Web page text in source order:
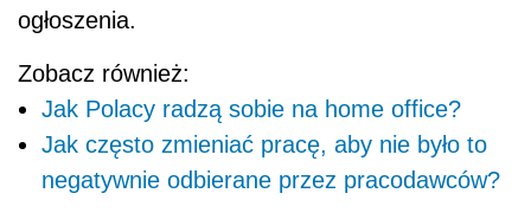
ogłoszenia.
Zobacz również:
Jak Polacy radzą sobie na home office?
Jak często zmieniać pracę, aby nie było to
negatywnie odbierane przez pracodawców?